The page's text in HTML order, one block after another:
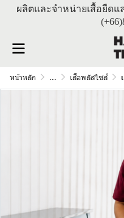
ผลิตและจำหน่ายเสื้อยืดแ
(+66)
หน้าหลัก ... เสื้อพลัสไซส์